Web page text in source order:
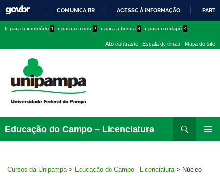
PARA
CONTEÚDO
COMUNICA BR ACESSO À INFORMAÇÃO
conteúdo
menu
superior
menu
Ir para o conteúdo 1 Ir para o menu 2 Ir para a busca 3 Ir para o rodapé 4
Alto contraste Escala de cinza Mapa do site
Educação do Campo – Licenciatura
para
Cursos da Unipampa > Educação do Campo - Licenciatura > Núcleo